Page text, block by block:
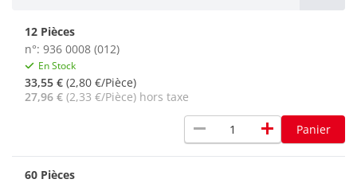
12 Pièces
n°: 936 0008 (012)
En Stock
33,55 € (2,80 €/Pièce)
27,96 € (2,33 €/Pièce) hors taxe
remove add Panier
60 Pièces